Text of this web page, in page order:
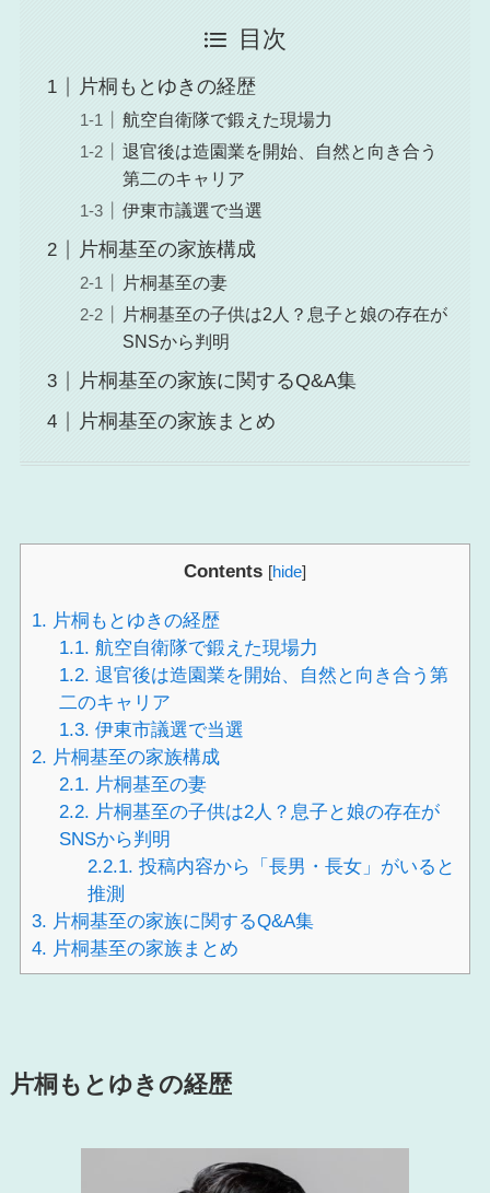
目次
片桐もとゆきの経歴
航空自衛隊で鍛えた現場力
退官後は造園業を開始、自然と向き合う
第二のキャリア
伊東市議選で当選
片桐基至の家族構成
片桐基至の妻
片桐基至の子供は2人？息子と娘の存在が
SNSから判明
片桐基至の家族に関するQ&A集
片桐基至の家族まとめ
Contents [hide]
1. 片桐もとゆきの経歴
1.1. 航空自衛隊で鍛えた現場力
1.2. 退官後は造園業を開始、自然と向き合う第
二のキャリア
1.3. 伊東市議選で当選
2. 片桐基至の家族構成
2.1. 片桐基至の妻
2.2. 片桐基至の子供は2人？息子と娘の存在が
SNSから判明
2.2.1. 投稿内容から「長男・長女」がいると
推測
3. 片桐基至の家族に関するQ&A集
4. 片桐基至の家族まとめ
片桐もとゆきの経歴